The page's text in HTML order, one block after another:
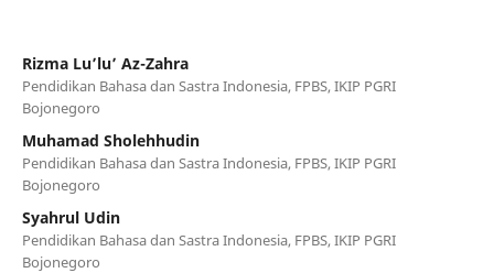
Rizma Lu’lu’ Az-Zahra
Pendidikan Bahasa dan Sastra Indonesia, FPBS, IKIP PGRI
Bojonegoro
Muhamad Sholehhudin
Pendidikan Bahasa dan Sastra Indonesia, FPBS, IKIP PGRI
Bojonegoro
Syahrul Udin
Pendidikan Bahasa dan Sastra Indonesia, FPBS, IKIP PGRI
Bojonegoro